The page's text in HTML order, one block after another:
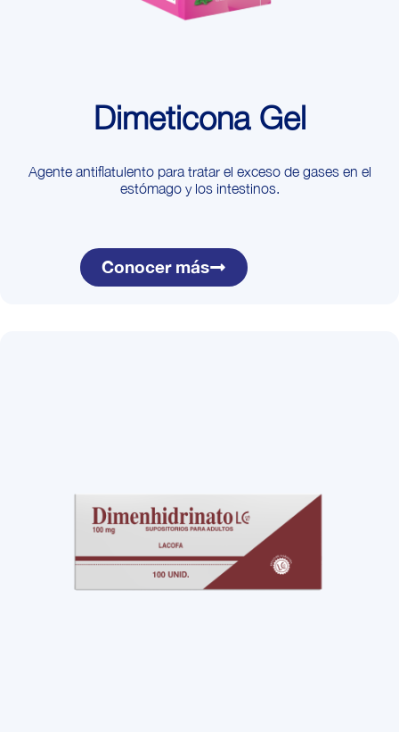
Dimeticona Gel
Agente antiflatulento para tratar el exceso de gases en el
estómago y los intestinos.
Conocer más